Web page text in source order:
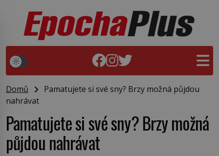
Domů
Pamatujete si své sny? Brzy možná půjdou
nahrávat
Pamatujete si své sny? Brzy možná
půjdou nahrávat